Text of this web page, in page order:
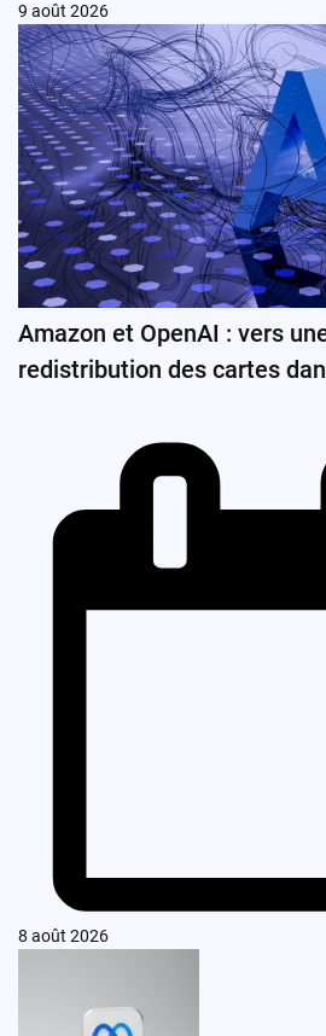
9 août 2026
Amazon et OpenAI : vers
redistribution des cartes
8 août 2026